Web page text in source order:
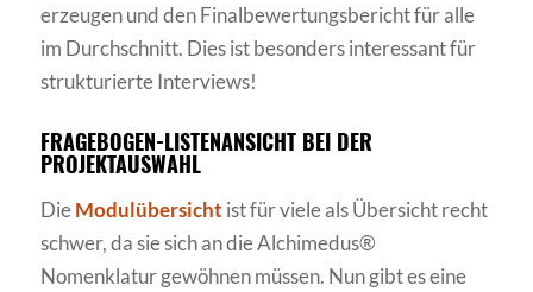
erzeugen und den Finalbewertungsbericht für alle
im Durchschnitt. Dies ist besonders interessant für
strukturierte Interviews!
FRAGEBOGEN-LISTENANSICHT BEI DER
PROJEKTAUSWAHL
DieModulübersicht ist für viele als Übersicht recht
schwer, da sie sich an die Alchimedus®
Nomenklatur gewöhnen müssen. Nun gibt es eine